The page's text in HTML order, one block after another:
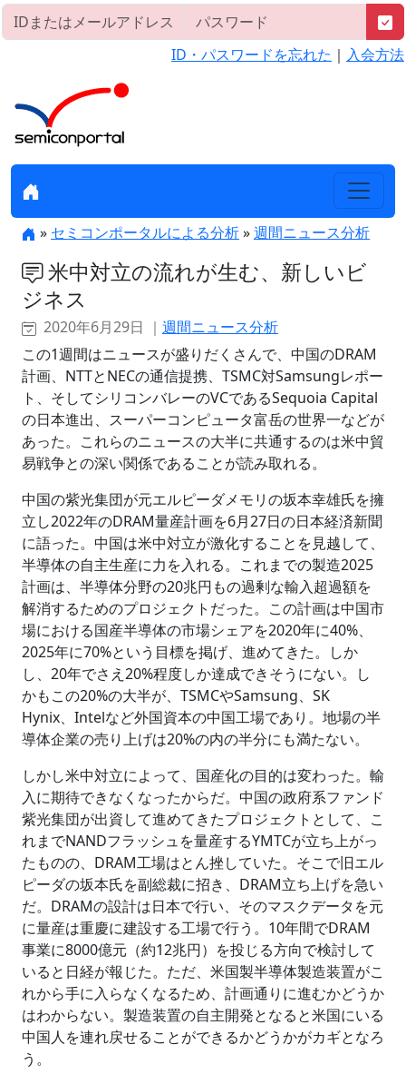
ID・パスワードを忘れた ｜ 入会方法
» セミコンポータルによる分析»週間ニュース分析
米中対立の流れが生む、新しいビ
ジネス
2020年6月29日 ｜ 週間ニュース分析
この1週間はニュースが盛りだくさんで、中国のDRAM
計画、NTTとNECの通信提携、TSMC対Samsungレポー
ト、そしてシリコンバレーのVCであるSequoia Capital
の日本進出、スーパーコンピュータ富岳の世界一などが
あった。これらのニュースの大半に共通するのは米中貿
易戦争との深い関係であることが読み取れる。
中国の紫光集団が元エルピーダメモリの坂本幸雄氏を擁
立し2022年のDRAM量産計画を6月27日の日本経済新聞
に語った。中国は米中対立が激化することを見越して、
半導体の自主生産に力を入れる。これまでの製造2025
計画は、半導体分野の20兆円もの過剰な輸入超過額を
解消するためのプロジェクトだった。この計画は中国市
場における国産半導体の市場シェアを2020年に40%、
2025年に70%という目標を掲げ、進めてきた。しか
し、20年でさえ20%程度しか達成できそうにない。し
かもこの20%の大半が、TSMCやSamsung、SK
Hynix、Intelなど外国資本の中国工場であり。地場の半
導体企業の売り上げは20%の内の半分にも満たない。
しかし米中対立によって、国産化の目的は変わった。輸
入に期待できなくなったからだ。中国の政府系ファンド
紫光集団が出資して進めてきたプロジェクトとして、こ
れまでNANDフラッシュを量産するYMTCが立ち上がっ
たものの、DRAM工場はとん挫していた。そこで旧エル
ピーダの坂本氏を副総裁に招き、DRAM立ち上げを急い
だ。DRAMの設計は日本で行い、そのマスクデータを元
に量産は重慶に建設する工場で行う。10年間でDRAM
事業に8000億元（約12兆円）を投じる方向で検討して
いると日経が報じた。ただ、米国製半導体製造装置がこ
れから手に入らなくなるため、計画通りに進むかどうか
はわからない。製造装置の自主開発となると米国にいる
中国人を連れ戻せることができるかどうかがカギとなろ
う。